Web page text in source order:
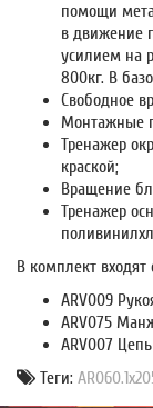
помощи
в движение
усилием на
800кг. В
Свободное
Монтажные
Тренажер
краской;
Вращение
Тренажер
В комплект
ARV009
ARV075
ARV007
Теги: